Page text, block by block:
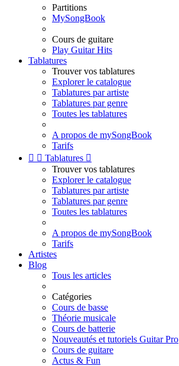
Partitions
MySongBook
Cours de guitare
Play Guitar Hits
Tablatures
Trouver vos tablatures
Explorer le catalogue
Tablatures par artiste
Tablatures par genre
Toutes les tablatures
A propos de mySongBook
Tarifs
  Tablatures 
Trouver vos tablatures
Explorer le catalogue
Tablatures par artiste
Tablatures par genre
Toutes les tablatures
A propos de mySongBook
Tarifs
Artistes
Blog
Tous les articles
Catégories
Cours de basse
Théorie musicale
Cours de batterie
Nouveautés et tutoriels Guitar Pro
Cours de guitare
Actus & Fun